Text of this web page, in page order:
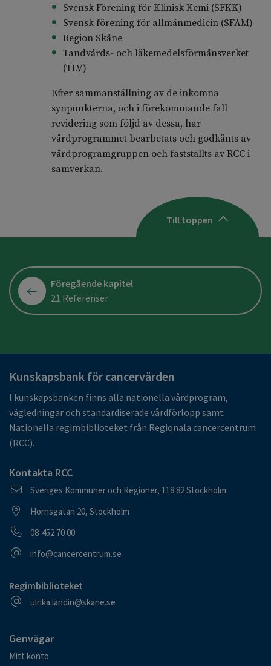
Svensk Förening för Klinisk Kemi (SFKK)
Svensk förening för allmänmedicin (SFAM)
Region Skåne
Tandvårds- och läkemedelsförmånsverket
(TLV)
Efter sammanställning av de inkomna
synpunkterna, och i förekommande fall
revidering som följd av dessa, har
vårdprogrammet bearbetats och godkänts av
vårdprogramgruppen och fastställts av RCC i
samverkan.
Till toppen
Föregående kapitel
21 Referenser
Kunskapsbank för cancervården
I kunskapsbanken finns alla nationella vårdprogram,
vägledningar och standardiserade vårdförlopp samt
Nationella regimbiblioteket från Regionala cancercentrum
(RCC).
Kontakta RCC
Postadress
Sveriges Kommuner och Regioner, 118 82 Stockholm
Besöksadress
Hornsgatan 20, Stockholm
Telefonnummer
08-452 70 00
E-postadress
info@cancercentrum.se
Regimbiblioteket
E-postadress
ulrika.landin@skane.se
Genvägar
Mitt konto